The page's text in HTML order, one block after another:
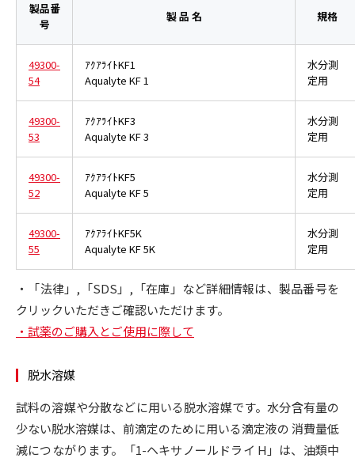
製品番
号
製 品 名 規格
49300-
54
ｱｸｱﾗｲﾄKF1
Aqualyte KF 1
水分測
定用
49300-
53
ｱｸｱﾗｲﾄKF3
Aqualyte KF 3
水分測
定用
49300-
52
ｱｸｱﾗｲﾄKF5
Aqualyte KF 5
水分測
定用
49300-
55
ｱｸｱﾗｲﾄKF5K
Aqualyte KF 5K
水分測
定用
・「法律」,「SDS」,「在庫」など詳細情報は、製品番号を
クリックいただきご確認いただけます。
・試薬のご購入とご使用に際して
脱水溶媒
試料の溶媒や分散などに用いる脱水溶媒です。水分含有量の
少ない脱水溶媒は、前滴定のために用いる滴定液の 消費量低
減につながります。「1-ヘキサノールドライ H」は、油類中